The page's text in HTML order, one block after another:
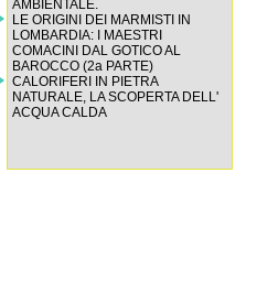
AMBIENTALE.
LE ORIGINI DEI MARMISTI IN
LOMBARDIA: I MAESTRI
COMACINI DAL GOTICO AL
BAROCCO (2a PARTE)
CALORIFERI IN PIETRA
NATURALE, LA SCOPERTA DELL'
ACQUA CALDA